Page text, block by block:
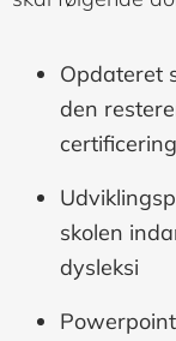
Opdateret
den
skolen
dysleksi